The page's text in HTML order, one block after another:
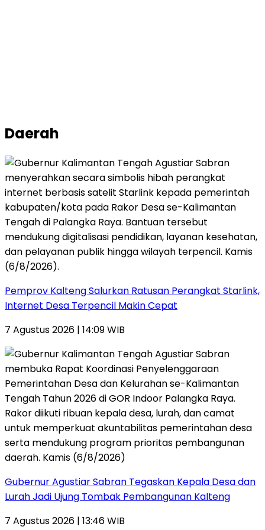
Daerah
Pemprov Kalteng Salurkan Ratusan Perangkat Starlink,
Internet Desa Terpencil Makin Cepat
7 Agustus 2026 | 14:09 WIB
Gubernur Agustiar Sabran Tegaskan Kepala Desa dan
Lurah Jadi Ujung Tombak Pembangunan Kalteng
7 Agustus 2026 | 13:46 WIB